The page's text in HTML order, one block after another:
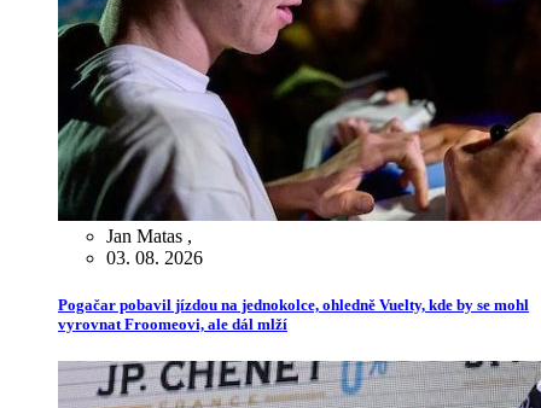
Jan Matas ,
03. 08. 2026
Pogačar pobavil jízdou na jednokolce, ohledně Vuelty, kde by se mohl
vyrovnat Froomeovi, ale dál mlží